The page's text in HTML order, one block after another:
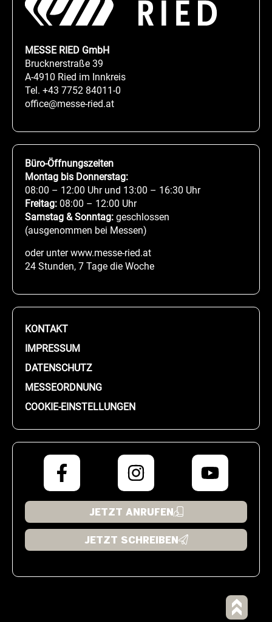
MESSE RIED GmbH
Brucknerstraße 39
A-4910 Ried im Innkreis
Tel. +43 7752 84011-0
office@messe-ried.at
Büro-Öffnungszeiten
Montag bis Donnerstag:
08:00 – 12:00 Uhr und 13:00 – 16:30 Uhr
Freitag: 08:00 – 12:00 Uhr
Samstag & Sonntag: geschlossen
(ausgenommen bei Messen)
oder unter www.messe-ried.at
24 Stunden, 7 Tage die Woche
KONTAKT
IMPRESSUM
DATENSCHUTZ
MESSEORDNUNG
COOKIE-EINSTELLUNGEN
JETZT ANRUFEN
JETZT SCHREIBEN